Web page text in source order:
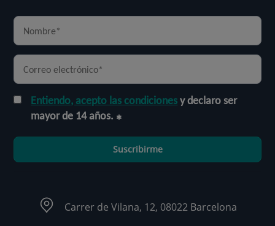
Entiendo, acepto las condicionesy declaro ser
mayor de 14 años.
Suscribirme
Carrer de Vilana, 12, 08022 Barcelona